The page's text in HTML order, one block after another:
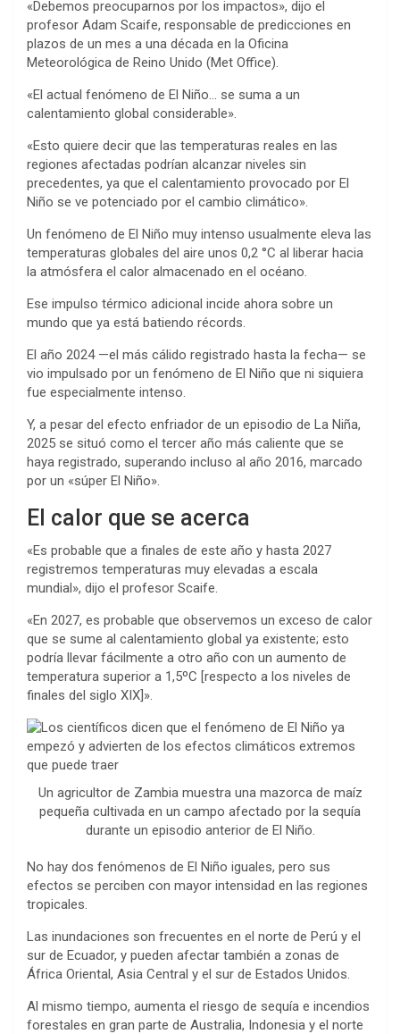
«Debemos preocuparnos por los impactos», dijo el
profesor Adam Scaife, responsable de predicciones en
plazos de un mes a una década en la Oficina
Meteorológica de Reino Unido (Met Office).
«El actual fenómeno de El Niño… se suma a un
calentamiento global considerable».
«Esto quiere decir que las temperaturas reales en las
regiones afectadas podrían alcanzar niveles sin
precedentes, ya que el calentamiento provocado por El
Niño se ve potenciado por el cambio climático».
Un fenómeno de El Niño muy intenso usualmente eleva las
temperaturas globales del aire unos 0,2 °C al liberar hacia
la atmósfera el calor almacenado en el océano.
Ese impulso térmico adicional incide ahora sobre un
mundo que ya está batiendo récords.
El año 2024 —el más cálido registrado hasta la fecha— se
vio impulsado por un fenómeno de El Niño que ni siquiera
fue especialmente intenso.
Y, a pesar del efecto enfriador de un episodio de La Niña,
2025 se situó como el tercer año más caliente que se
haya registrado, superando incluso al año 2016, marcado
por un «súper El Niño».
El calor que se acerca
«Es probable que a finales de este año y hasta 2027
registremos temperaturas muy elevadas a escala
mundial», dijo el profesor Scaife.
«En 2027, es probable que observemos un exceso de calor
que se sume al calentamiento global ya existente; esto
podría llevar fácilmente a otro año con un aumento de
temperatura superior a 1,5ºC [respecto a los niveles de
finales del siglo XIX]».
Un agricultor de Zambia muestra una mazorca de maíz
pequeña cultivada en un campo afectado por la sequía
durante un episodio anterior de El Niño.
No hay dos fenómenos de El Niño iguales, pero sus
efectos se perciben con mayor intensidad en las regiones
tropicales.
Las inundaciones son frecuentes en el norte de Perú y el
sur de Ecuador, y pueden afectar también a zonas de
África Oriental, Asia Central y el sur de Estados Unidos.
Al mismo tiempo, aumenta el riesgo de sequía e incendios
forestales en gran parte de Australia, Indonesia y el norte